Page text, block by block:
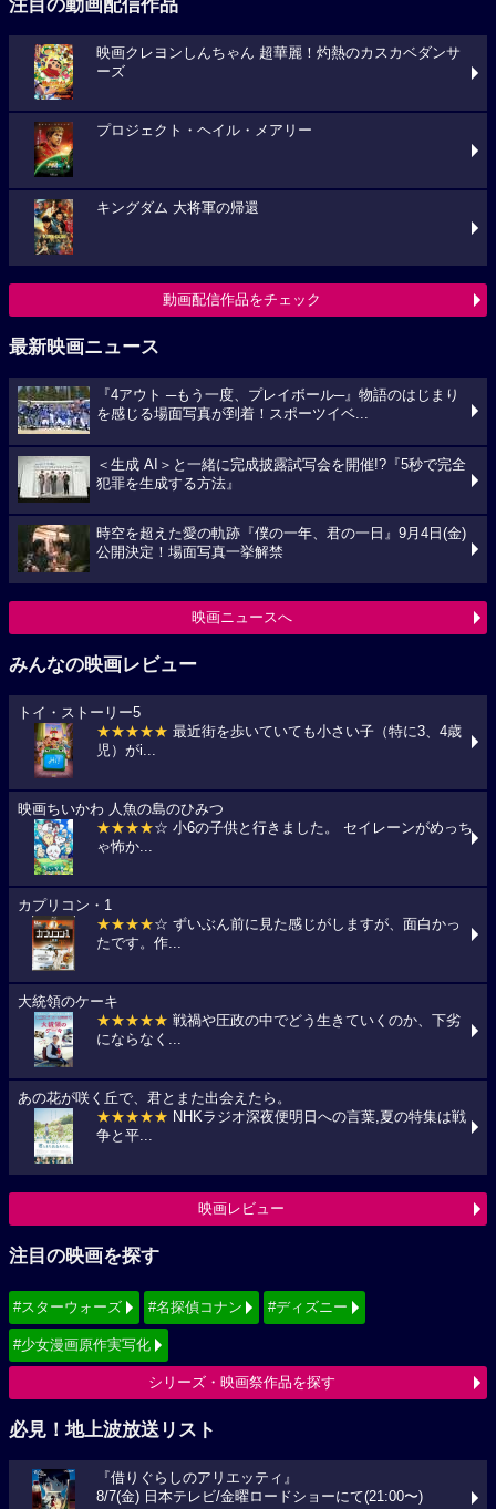
注目の動画配信作品
映画クレヨンしんちゃん 超華麗！灼熱のカスカベダンサ
ーズ
プロジェクト・ヘイル・メアリー
キングダム 大将軍の帰還
動画配信作品をチェック
最新映画ニュース
『4アウト ─もう一度、プレイボール─』物語のはじまり
を感じる場面写真が到着！スポーツイベ...
＜生成 AI＞と一緒に完成披露試写会を開催!?『5秒で完全
犯罪を生成する方法』
時空を超えた愛の軌跡『僕の一年、君の一日』9月4日(金)
公開決定！場面写真一挙解禁
映画ニュースへ
みんなの映画レビュー
トイ・ストーリー5
★★★★★ 最近街を歩いていても小さい子（特に3、4歳
児）がi...
映画ちいかわ 人魚の島のひみつ
★★★★☆ 小6の子供と行きました。 セイレーンがめっち
ゃ怖か...
カプリコン・1
★★★★☆ ずいぶん前に見た感じがしますが、面白かっ
たです。作...
大統領のケーキ
★★★★★ 戦禍や圧政の中でどう生きていくのか、下劣
にならなく...
あの花が咲く丘で、君とまた出会えたら。
★★★★★ NHKラジオ深夜便明日への言葉,夏の特集は戦
争と平...
映画レビュー
注目の映画を探す
#スターウォーズ #名探偵コナン #ディズニー
#少女漫画原作実写化
シリーズ・映画祭作品を探す
必見！地上波放送リスト
『借りぐらしのアリエッティ』
8/7(金) 日本テレビ/金曜ロードショーにて(21:00〜)